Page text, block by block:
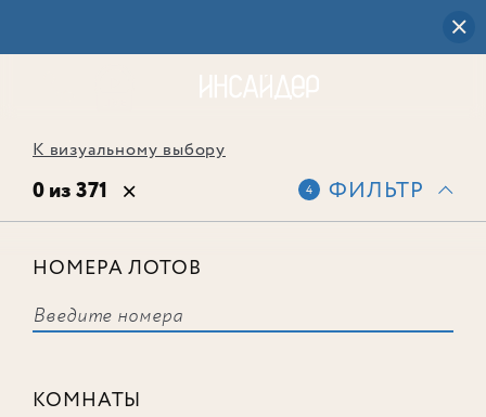
К визуальному выбору
0 из 371 4 ФИЛЬТР
НОМЕРА ЛОТОВ
КОМНАТЫ
соответствует ни одного лота